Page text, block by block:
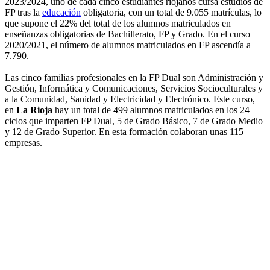
FP tras la educación obligatoria, con un total de 9.055 matrículas, lo
que supone el 22% del total de los alumnos matriculados en
enseñanzas obligatorias de Bachillerato, FP y Grado. En el curso
2020/2021, el número de alumnos matriculados en FP ascendía a
7.790.
Las cinco familias profesionales en la FP Dual son Administración y
Gestión, Informática y Comunicaciones, Servicios Socioculturales y
a la Comunidad, Sanidad y Electricidad y Electrónico. Este curso,
en La Rioja hay un total de 499 alumnos matriculados en los 24
ciclos que imparten FP Dual, 5 de Grado Básico, 7 de Grado Medio
y 12 de Grado Superior. En esta formación colaboran unas 115
empresas.